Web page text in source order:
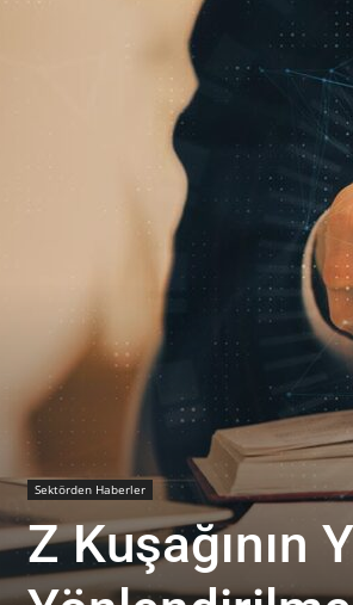
Sektörden Haberler
Z Kuşağının